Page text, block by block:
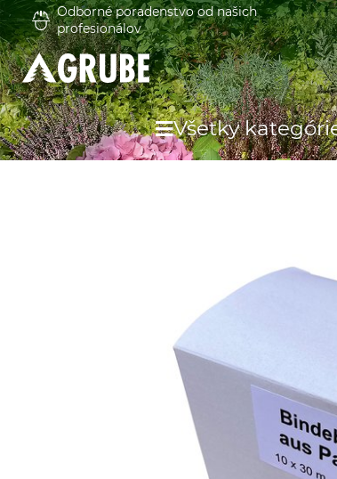
Odborné poradenstvo od našich
profesionálov
Všetky